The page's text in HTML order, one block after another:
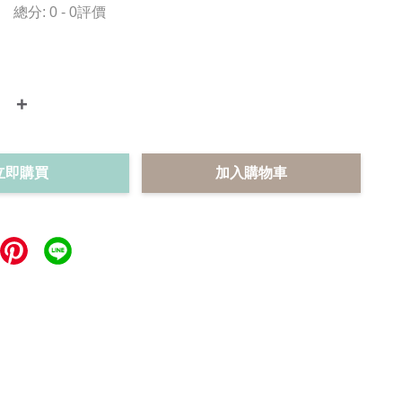
總分:0 -0評價
+
即購買 加入購物車